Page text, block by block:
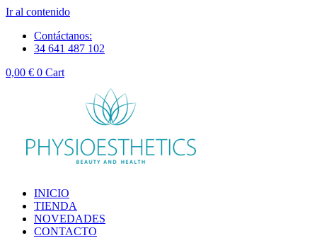
Ir al contenido
Contáctanos:
34 641 487 102
0,00 € 0 Cart
INICIO
TIENDA
NOVEDADES
CONTACTO